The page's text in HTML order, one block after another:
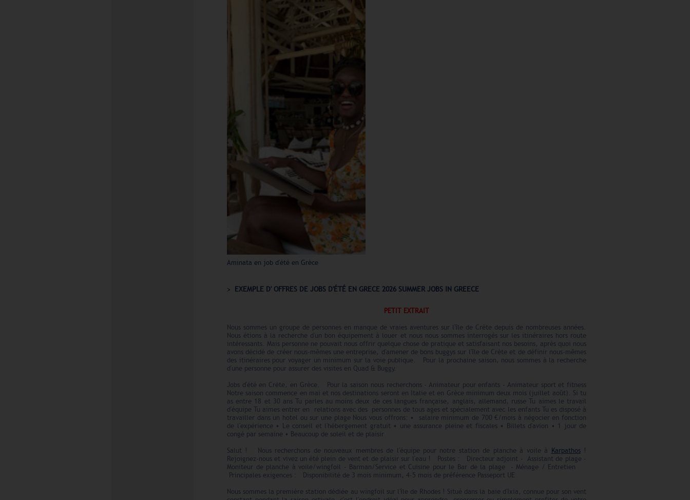
Aminata en job d'été en Grèce
EXEMPLE D' OFFRES DE JOBS D'ÉTÉ EN GRECE 2026 SUMMER JOBS IN GREECE
PETIT EXTRAIT
Nous sommes un groupe de personnes en manque de vraies aventures sur l'île de Crète depuis de nombreuses années.
Nous étions à la recherche d'un bon équipement à louer et nous nous sommes interrogés sur les itinéraires hors route
intéressants. Mais personne ne pouvait nous offrir quelque chose de pratique et satisfaisant nos besoins, après quoi nous
avons décidé de créer nous-mêmes une entreprise, d'amener de bons buggys sur l'île de Crète et de définir nous-mêmes
des itinéraires pour voyager un minimum sur la voie publique. Pour la prochaine saison, nous sommes à la recherche
d'une personne pour assurer des visites en Quad & Buggy.
Jobs d'été en Crète, en Grèce. Pour la saison nous recherchons - Animateur pour enfants - Animateur sport et fitness
Notre saison commence en mai et nos destinations seront en Italie et en Grèce minimum deux mois (juillet août). Si tu
as entre 18 et 30 ans Tu parles au moins deux de ces langues française, anglais, allemand, russe Tu aimes le travail
d'équipe Tu aimes entrer en relations avec des personnes de tous ages et spécialement avec les enfants Tu es disposé à
travailler dans un hotel ou sur une plage Nous vous offrons: • salaire minimum de 700 €/mois à négocier en fonction
de l'expérience • Le conseil et l'hébergement gratuit • une assurance pleine et fiscales • Billets d'avion • 1 jour de
congé par semaine • Beaucoup de soleil et de plaisir
Salut ! Nous recherchons de nouveaux membres de l'équipe pour notre station de planche à voile à
Karpathos!
Rejoignez-nous et vivez un été plein de vent et de plaisir sur l'eau ! Postes : Directeur adjoint - Assistant de plage -
Moniteur de planche à voile/wingfoil - Barman/Service et Cuisine pour le Bar de la plage - Ménage / Entretien
Principales exigences : Disponibilité de 3 mois minimum, 4-5 mois de préférence Passeport UE
Nous sommes la première station dédiée au wingfoil sur l'île de Rhodes ! Situé dans la baie d'Ixia, connue pour son vent